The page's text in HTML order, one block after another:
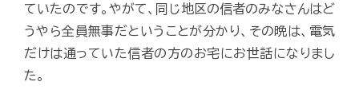
ていたのです。やがて、同じ地区の信者のみなさんはど
うやら全員無事だということが分かり、その晩は、電気
だけは通っていた信者の方のお宅にお世話になりまし
た。